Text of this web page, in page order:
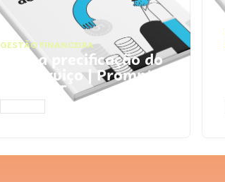
GESTÃO FINANCEIRA
Faça a precificação do
seu serviço | Prompts
ChatGPT